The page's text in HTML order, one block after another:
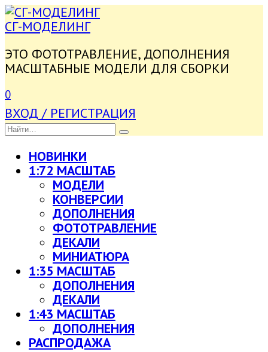
ПЕРЕЙТИ
К
СГ-МОДЕЛИНГ
ЭТО ФОТОТРАВЛЕНИЕ, ДОПОЛНЕНИЯ
МАСШТАБНЫЕ МОДЕЛИ ДЛЯ СБОРКИ
0
ВХОД / РЕГИСТРАЦИЯ
SEARCH
FOR:
НОВИНКИ
1:72 МАСШТАБ
МОДЕЛИ
КОНВЕРСИИ
ДОПОЛНЕНИЯ
ФОТОТРАВЛЕНИЕ
ДЕКАЛИ
МИНИАТЮРА
1:35 МАСШТАБ
ДОПОЛНЕНИЯ
ДЕКАЛИ
1:43 МАСШТАБ
ДОПОЛНЕНИЯ
РАСПРОДАЖА